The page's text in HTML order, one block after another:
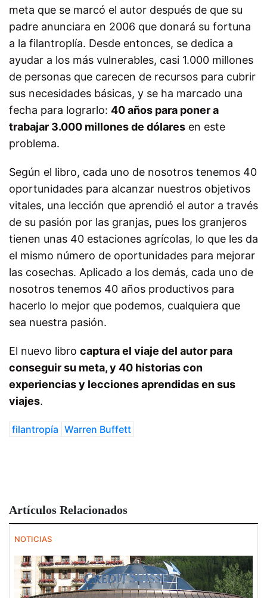
meta que se marcó el autor después de que su
padre anunciara en 2006 que donará su fortuna
a la filantroplía. Desde entonces, se dedica a
ayudar a los más vulnerables, casi 1.000 millones
de personas que carecen de recursos para cubrir
sus necesidades básicas, y se ha marcado una
fecha para lograrlo: 40 años para poner a
trabajar 3.000 millones de dólares en este
problema.
Según el libro, cada uno de nosotros tenemos 40
oportunidades para alcanzar nuestros objetivos
vitales, una lección que aprendió el autor a través
de su pasión por las granjas, pues los granjeros
tienen unas 40 estaciones agrícolas, lo que les da
el mismo número de oportunidades para mejorar
las cosechas. Aplicado a los demás, cada uno de
nosotros tenemos 40 años productivos para
hacerlo lo mejor que podemos, cualquiera que
sea nuestra pasión.
El nuevo libro captura el viaje del autor para
conseguir su meta, y 40 historias con
experiencias y lecciones aprendidas en sus
viajes.
filantropía Warren Buffett
Artículos Relacionados
NOTICIAS